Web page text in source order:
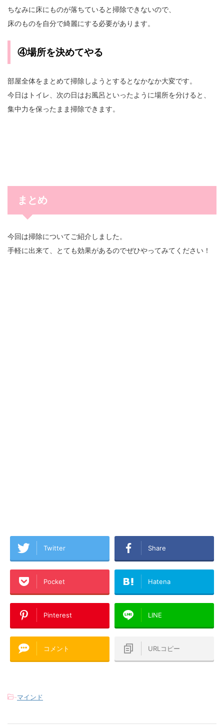
ちなみに床にものが落ちていると掃除できないので、
床のものを自分で綺麗にする必要があります。
④場所を決めてやる
部屋全体をまとめて掃除しようとするとなかなか大変です。
今日はトイレ、次の日はお風呂といったように場所を分けると、
集中力を保ったまま掃除できます。
まとめ
今回は掃除についてご紹介しました。
手軽に出来て、とても効果があるのでぜひやってみてください！
Twitter Share
Pocket Hatena
Pinterest LINE
コメント URLコピー
-マインド